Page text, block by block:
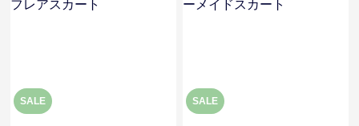
SALE SALE